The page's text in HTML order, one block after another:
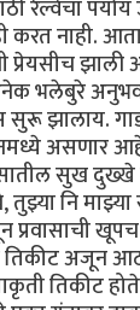
रेल्वेचा
करत नाही.
प्रेयसीच
भलेबुरे
सुरू झालाय.
असणार
सुख
नि
खूपच
तिकीट अजून
तिकीट